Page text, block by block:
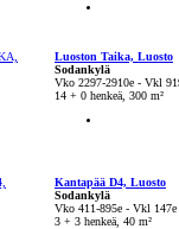
Luoston Taika, Luosto
Sodankylä
Vko 2297-2910e - Vkl
14 + 0 henkeä, 300 m²
Kantapää D4, Luosto
Sodankylä
Vko 411-895e - Vkl 147e
3 + 3 henkeä, 40 m²